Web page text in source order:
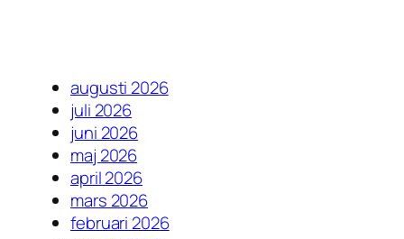
augusti 2026
juli 2026
juni 2026
maj 2026
april 2026
mars 2026
februari 2026